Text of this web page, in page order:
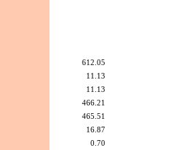
612.05
11.13
11.13
466.21
465.51
16.87
0.70